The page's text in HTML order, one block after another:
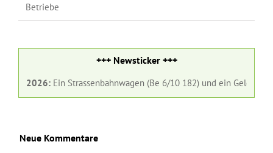
Betriebe
+++ Newsticker +++
Ein Strassenbahnwagen (Be 6/10 182) und ein Gelenkbus (Nr.
Neue Kommentare